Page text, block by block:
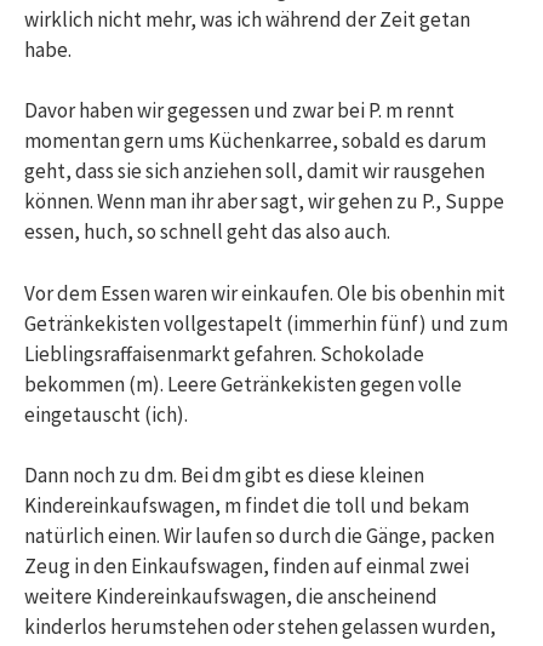
wirklich nicht mehr, was ich während der Zeit getan
habe.
Davor haben wir gegessen und zwar bei P. m rennt
momentan gern ums Küchenkarree, sobald es darum
geht, dass sie sich anziehen soll, damit wir rausgehen
können. Wenn man ihr aber sagt, wir gehen zu P., Suppe
essen, huch, so schnell geht das also auch.
Vor dem Essen waren wir einkaufen. Ole bis obenhin mit
Getränkekisten vollgestapelt (immerhin fünf) und zum
Lieblingsraffaisenmarkt gefahren. Schokolade
bekommen (m). Leere Getränkekisten gegen volle
eingetauscht (ich).
Dann noch zu dm. Bei dm gibt es diese kleinen
Kindereinkaufswagen, m findet die toll und bekam
natürlich einen. Wir laufen so durch die Gänge, packen
Zeug in den Einkaufswagen, finden auf einmal zwei
weitere Kindereinkaufswagen, die anscheinend
kinderlos herumstehen oder stehen gelassen wurden,